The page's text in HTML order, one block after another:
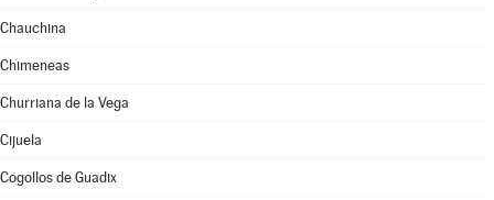
Chauchina
Chimeneas
Churriana de la Vega
Cijuela
Cogollos de Guadix